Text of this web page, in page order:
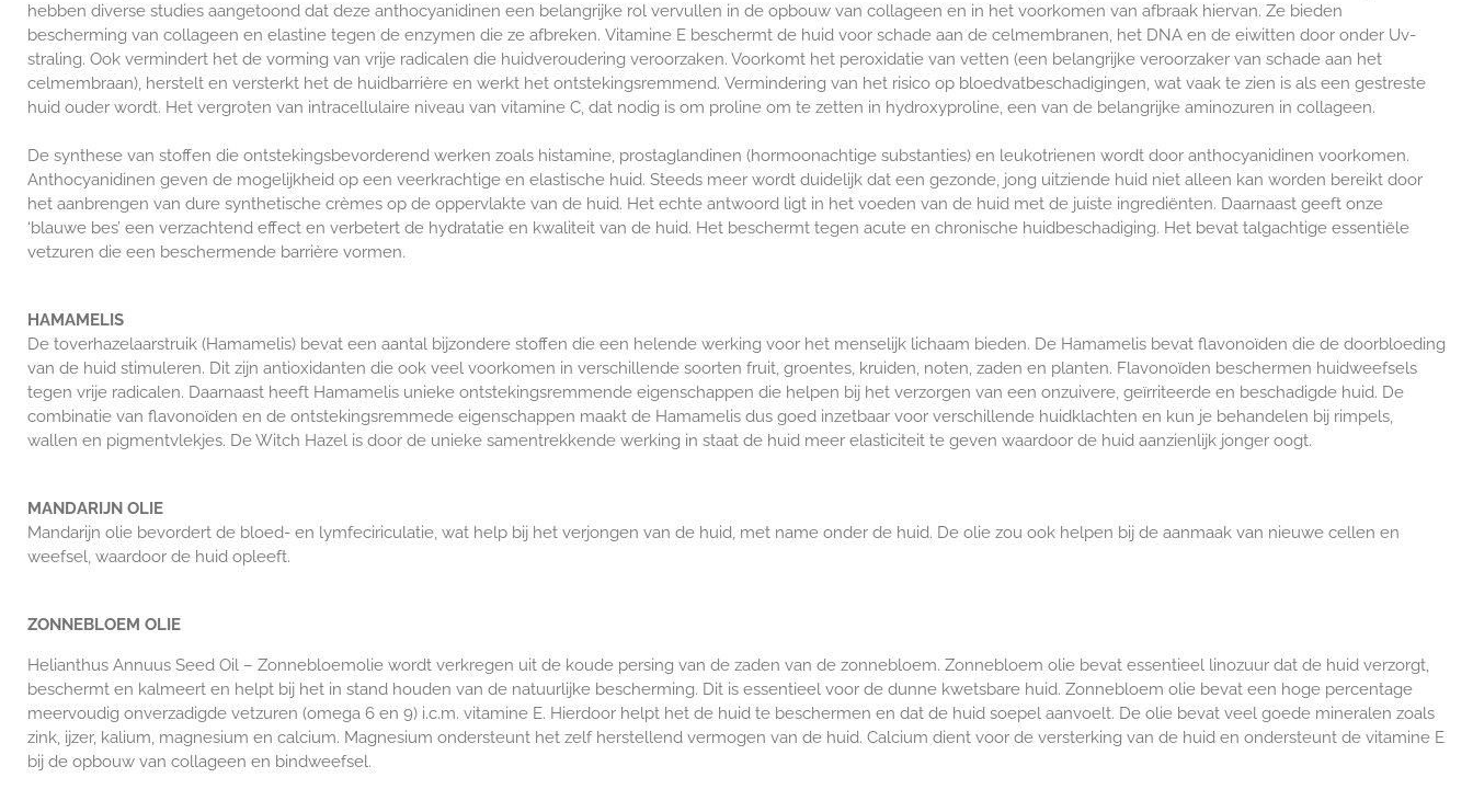
hebben diverse studies aangetoond dat deze anthocyanidinen een belangrijke rol vervullen in de opbouw van collageen en in het voorkomen van afbraak hiervan. Ze bieden
bescherming van collageen en elastine tegen de enzymen die ze afbreken. Vitamine E beschermt de huid voor schade aan de celmembranen, het DNA en de eiwitten door onder Uv-
straling. Ook vermindert het de vorming van vrije radicalen die huidveroudering veroorzaken. Voorkomt het peroxidatie van vetten (een belangrijke veroorzaker van schade aan het
celmembraan), herstelt en versterkt het de huidbarrière en werkt het ontstekingsremmend. Vermindering van het risico op bloedvatbeschadigingen, wat vaak te zien is als een gestreste
huid ouder wordt. Het vergroten van intracellulaire niveau van vitamine C, dat nodig is om proline om te zetten in hydroxyproline, een van de belangrijke aminozuren in collageen.
De synthese van stoffen die ontstekingsbevorderend werken zoals histamine, prostaglandinen (hormoonachtige substanties) en leukotrienen wordt door anthocyanidinen voorkomen.
Anthocyanidinen geven de mogelijkheid op een veerkrachtige en elastische huid. Steeds meer wordt duidelijk dat een gezonde, jong uitziende huid niet alleen kan worden bereikt door
het aanbrengen van dure synthetische crèmes op de oppervlakte van de huid. Het echte antwoord ligt in het voeden van de huid met de juiste ingrediënten. Daarnaast geeft onze
‘blauwe bes’ een verzachtend effect en verbetert de hydratatie en kwaliteit van de huid. Het beschermt tegen acute en chronische huidbeschadiging. Het bevat talgachtige essentiële
vetzuren die een beschermende barrière vormen.
HAMAMELIS
De toverhazelaarstruik (Hamamelis) bevat een aantal bijzondere stoffen die een helende werking voor het menselijk lichaam bieden. De Hamamelis bevat flavonoïden die de doorbloeding
van de huid stimuleren. Dit zijn antioxidanten die ook veel voorkomen in verschillende soorten fruit, groentes, kruiden, noten, zaden en planten. Flavonoïden beschermen huidweefsels
tegen vrije radicalen. Daarnaast heeft Hamamelis unieke ontstekingsremmende eigenschappen die helpen bij het verzorgen van een onzuivere, geïrriteerde en beschadigde huid. De
combinatie van flavonoïden en de ontstekingsremmede eigenschappen maakt de Hamamelis dus goed inzetbaar voor verschillende huidklachten en kun je behandelen bij rimpels,
wallen en pigmentvlekjes. De Witch Hazel is door de unieke samentrekkende werking in staat de huid meer elasticiteit te geven waardoor de huid aanzienlijk jonger oogt.
MANDARIJN OLIE
Mandarijn olie bevordert de bloed- en lymfeciriculatie, wat help bij het verjongen van de huid, met name onder de huid. De olie zou ook helpen bij de aanmaak van nieuwe cellen en
weefsel, waardoor de huid opleeft.
ZONNEBLOEM OLIE
Helianthus Annuus Seed Oil – Zonnebloemolie wordt verkregen uit de koude persing van de zaden van de zonnebloem. Zonnebloem olie bevat essentieel linozuur dat de huid verzorgt,
beschermt en kalmeert en helpt bij het in stand houden van de natuurlijke bescherming. Dit is essentieel voor de dunne kwetsbare huid. Zonnebloem olie bevat een hoge percentage
meervoudig onverzadigde vetzuren (omega 6 en 9) i.c.m. vitamine E. Hierdoor helpt het de huid te beschermen en dat de huid soepel aanvoelt. De olie bevat veel goede mineralen zoals
zink, ijzer, kalium, magnesium en calcium. Magnesium ondersteunt het zelf herstellend vermogen van de huid. Calcium dient voor de versterking van de huid en ondersteunt de vitamine E
bij de opbouw van collageen en bindweefsel.